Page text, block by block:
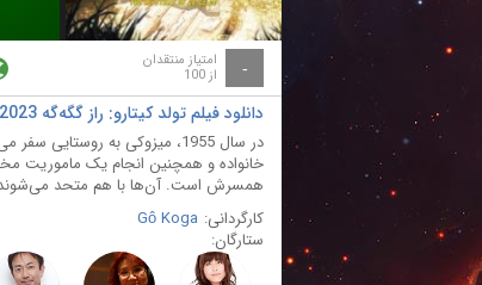
- امتیاز منتقدان
از 100
دانلود فیلم تولد کیتارو: راز گگه‌گه The Birth of Kitaro: Mystery of GeGeGe 2023 با دوبله فارسی
در سال 1955، میزوکی به
خانواده و همچنین انجام یک ماموریت
همسرش است. آن‌ها با هم متحد می‌شوند
کارگردانی: Gô Koga
ستارگان: